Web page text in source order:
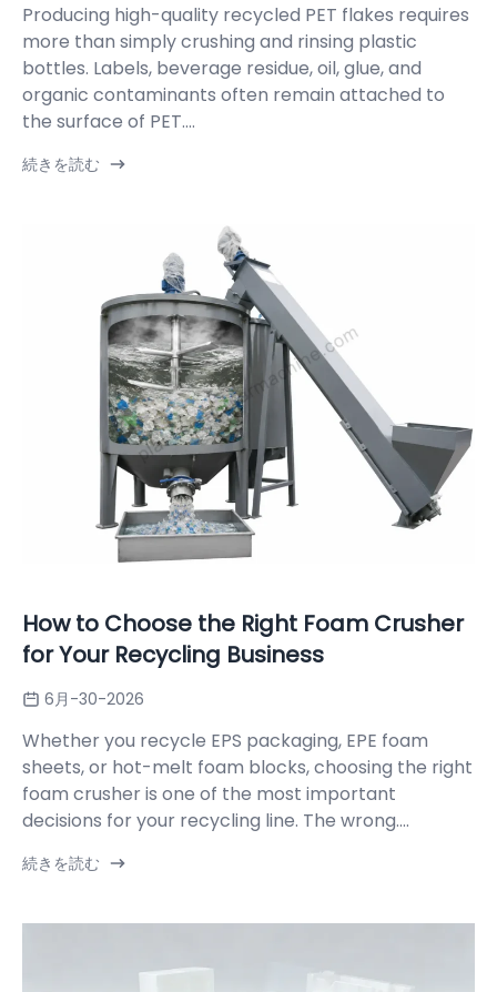
Producing high-quality recycled PET flakes requires
more than simply crushing and rinsing plastic
bottles. Labels, beverage residue, oil, glue, and
organic contaminants often remain attached to
the surface of PET....
続きを読む
How to Choose the Right Foam Crusher
for Your Recycling Business
6月-30-2026
Whether you recycle EPS packaging, EPE foam
sheets, or hot-melt foam blocks, choosing the right
foam crusher is one of the most important
decisions for your recycling line. The wrong....
続きを読む